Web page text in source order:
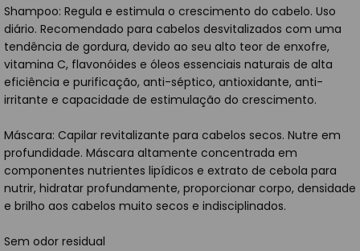
Shampoo: Regula e estimula o crescimento do cabelo. Uso
diário. Recomendado para cabelos desvitalizados com uma
tendência de gordura, devido ao seu alto teor de enxofre,
vitamina C, flavonóides e óleos essenciais naturais de alta
eficiência e purificação, anti-séptico, antioxidante, anti-
irritante e capacidade de estimulação do crescimento.
Máscara: Capilar revitalizante para cabelos secos. Nutre em
profundidade. Máscara altamente concentrada em
componentes nutrientes lipídicos e extrato de cebola para
nutrir, hidratar profundamente, proporcionar corpo, densidade
e brilho aos cabelos muito secos e indisciplinados.
Sem odor residual